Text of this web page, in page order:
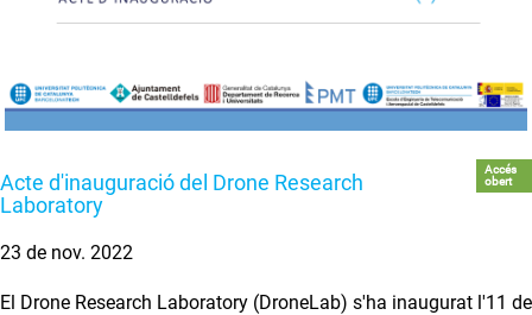
Acte d'inauguració del Drone Research
Laboratory
Accés
obert
23 de nov. 2022
El Drone Research Laboratory (DroneLab) s'ha inaugurat l'11 de